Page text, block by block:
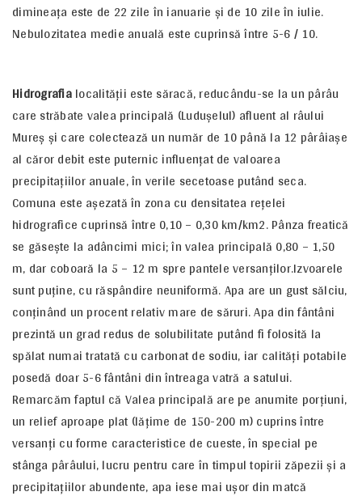
dimineaţa este de 22 zile în ianuarie şi de 10 zile în iulie.
Nebulozitatea medie anuală este cuprinsă între 5-6 / 10.
Hidrografialocalităţii este săracă, reducându-se la un pârâu
care străbate valea principală (Luduşelul) afluent al râului
Mureş şi care colectează un număr de 10 până la 12 pârâiaşe
al căror debit este puternic influenţat de valoarea
precipitaţiilor anuale, în verile secetoase putând seca.
Comuna este aşezată în zona cu densitatea reţelei
hidrografice cuprinsă între 0,10 – 0,30 km/km2. Pânza freatică
se găseşte la adâncimi mici; în valea principală 0,80 – 1,50
m, dar coboară la 5 – 12 m spre pantele versanţilor.Izvoarele
sunt puţine, cu răspândire neuniformă. Apa are un gust sălciu,
conţinând un procent relativ mare de săruri. Apa din fântâni
prezintă un grad redus de solubilitate putând fi folosită la
spălat numai tratată cu carbonat de sodiu, iar calităţi potabile
posedă doar 5-6 fântâni din întreaga vatră a satului.
Remarcăm faptul că Valea principală are pe anumite porţiuni,
un relief aproape plat (lăţime de 150-200 m) cuprins între
versanţi cu forme caracteristice de cueste, în special pe
stânga pârâului, lucru pentru care în timpul topirii zăpezii şi a
precipitaţiilor abundente, apa iese mai uşor din matcă